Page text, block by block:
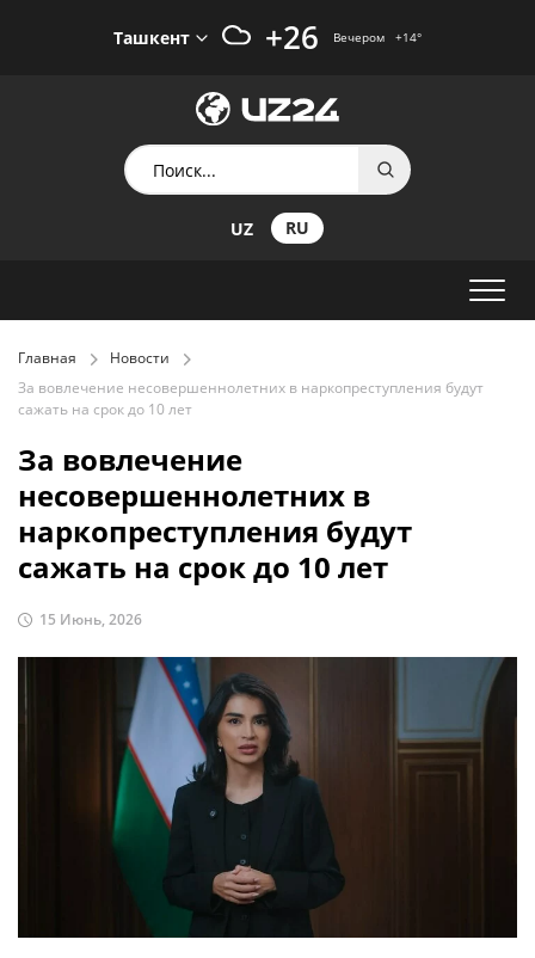
Ташкент +26 Вечером +14°
UZ RU
Главная
Новости
За вовлечение несовершеннолетних в наркопреступления будут
сажать на срок до 10 лет
За вовлечение
несовершеннолетних в
наркопреступления будут
сажать на срок до 10 лет
15 Июнь, 2026